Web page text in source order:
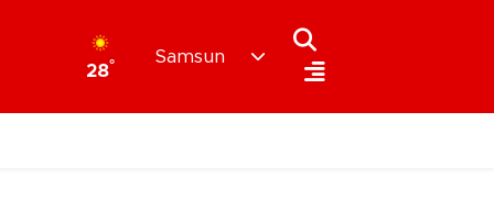
28°
Samsun